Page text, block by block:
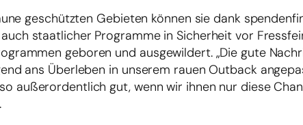
geschützten Gebieten können sie dank
staatlicher Programme in Sicherheit vor
geboren und ausgewildert. „Die gute
ans Überleben in unserem rauen Outback
außerordentlich gut, wenn wir ihnen nur diese